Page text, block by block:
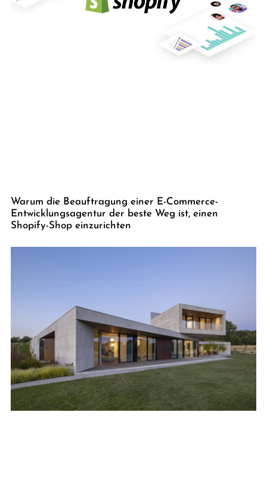
Warum die Beauftragung einer E-Commerce-
Entwicklungsagentur der beste Weg ist, einen
Shopify-Shop einzurichten